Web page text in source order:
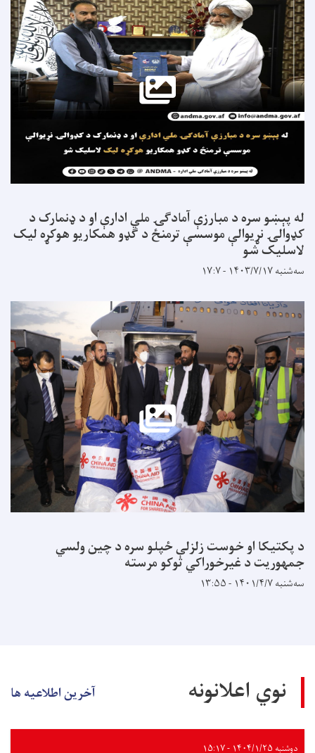
له پېښو سره د مبارزې آمادګۍ ملي ادارې او د ډنمارک د
کډوالۍ نړیوالې موسسې ترمنځ د ګډو همکاریو هوکړه لیک
لاسلیک شو
سه‌شنبه ۱۴۰۳/۷/۱۷ - ۱۷:۷
د پکتیکا او خوست زلزلې ځپلو سره د چین ولسي
جمهوریت د غیرخوراکي توکو مرسته
سه‌شنبه ۱۴۰۱/۴/۷ - ۱۳:۵۵
نوي اعلانونه آخرین اطلاعیه ها
دوشنبه ۱۴۰۴/۱/۲۵ - ۱۵:۱۷